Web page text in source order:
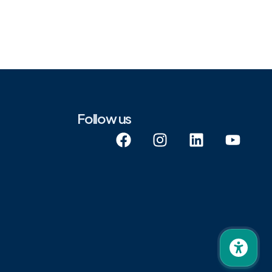
Follow us